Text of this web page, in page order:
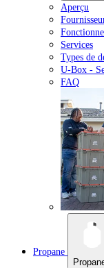
Aperçu
Services
Types de
U-Box -
FAQ
Propane